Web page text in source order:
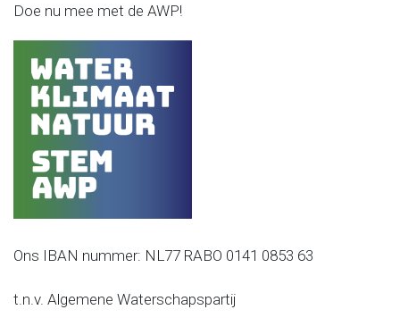
Doe nu mee met de AWP!
Ons IBAN nummer: NL77 RABO 0141 0853 63
t.n.v. Algemene Waterschapspartij